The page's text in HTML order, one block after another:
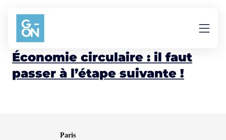
Aller au contenu
Frédéric Adam
Économie circulaire : il faut
passer à l’étape suivante !
Paris